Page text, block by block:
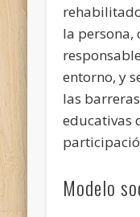
la persona,
entorno, y
las
educativas
Modelo